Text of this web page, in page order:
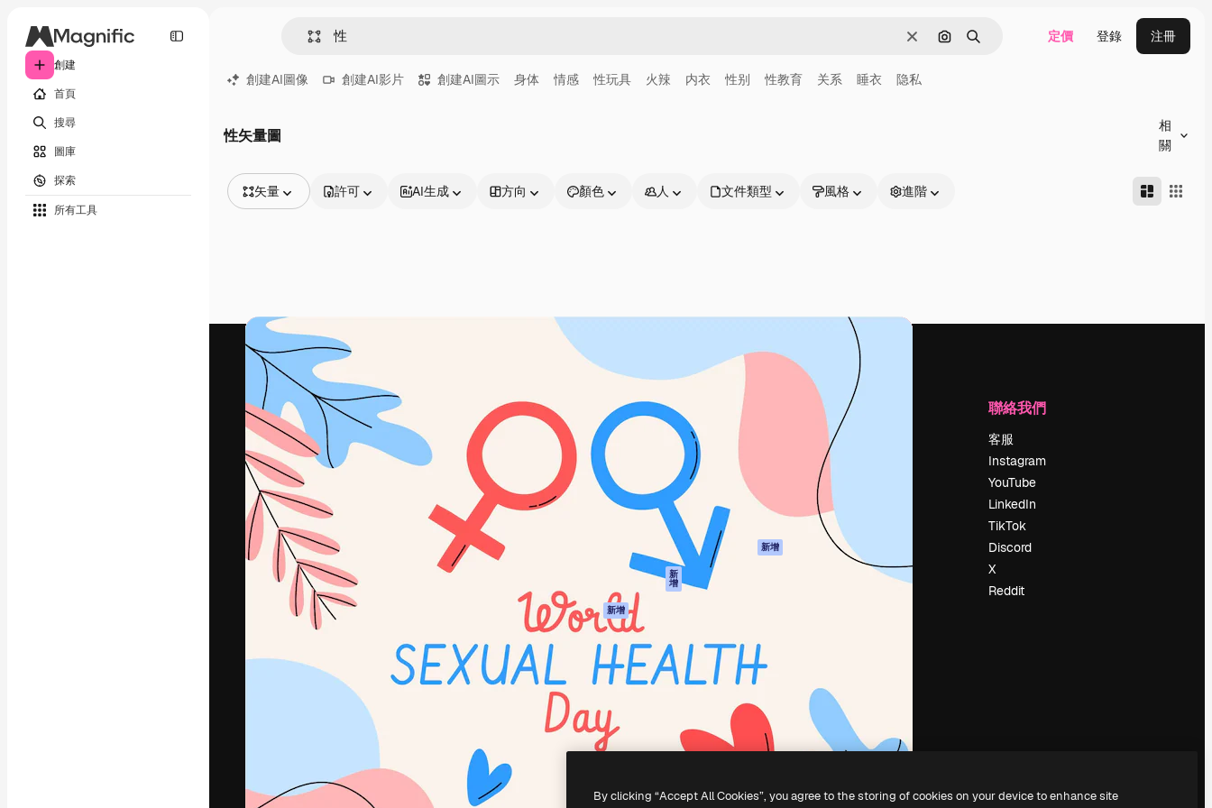
創建
首頁
搜尋
圖庫
探索
所有工具
清除 通過圖像搜索
搜尋 定價 登錄 注冊
創建AI圖像 創建AI影片 創建AI圖示 身体 情感 性玩具 火辣 内衣 性别 性教育 关系 睡衣 隐私
性矢量圖
相
關
矢量
視頻
動態圖形
影片範本
3D模型
字體
許可 AI生成 方向 顏色 人 文件類型 風格 進階
引導你創作出最佳作品的創意平台。擁有超過
100萬訂閱者，涵蓋創意人士、企業、代理商
和工作室。
Spaces
AI助手
AI圖像生成器
AI視頻生成器
Claude/ChatGPT
新
增
AI助手 新增
API
流動應用程式
所有Magnific工具
開始使用
Academy
使用條款
隱私政策
原創作品
新增
Cookie 政策
信任中心
公司
博客
聚會活動
聯絡我們
客服
Instagram
YouTube
LinkedIn
TikTok
Discord
X
Reddit
Copyright © 2010- Freepik Company S.L.U.版權所有.
By clicking “Accept All Cookies”, you agree to the storing of cookies on your device to enhance site